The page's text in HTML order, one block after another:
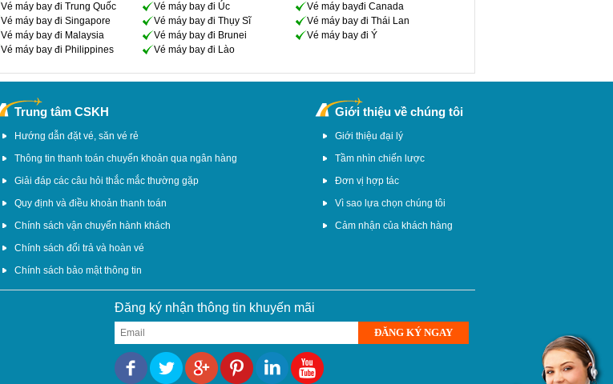
Vé máy bay đi Trung Quốc Vé máy bay đi Úc
Vé máy bayđi Canada
Vé máy bay đi Singapore Vé máy bay đi Thụy Sĩ
Vé máy bay đi Thái Lan
Vé máy bay đi Malaysia Vé máy bay đi Brunei
Vé máy bay đi Ý
Vé máy bay đi Philippines Vé máy bay đi Lào
Trung tâm CSKH
Hướng dẫn đặt vé, săn vé rẻ
Thông tin thanh toán chuyển khoản qua ngân hàng
Giải đáp các câu hỏi thắc mắc thường gặp
Quy định và điều khoản thanh toán
Chính sách vận chuyển hành khách
Chính sách đổi trả và hoàn vé
Chính sách bảo mật thông tin
Giới thiệu về chúng tôi
Giới thiệu đại lý
Tầm nhìn chiến lược
Đơn vị hợp tác
Vì sao lựa chọn chúng tôi
Cảm nhận của khách hàng
Đăng ký nhận thông tin khuyến mãi